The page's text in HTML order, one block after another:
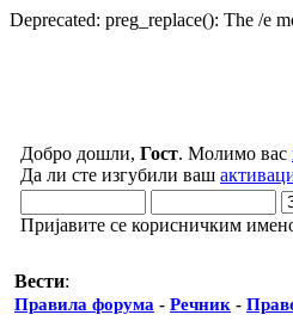
Deprecated: preg_replace(): The /e
Добро дошли, Гост. Молимо вас
Да ли сте изгубили ваш
Пријавите се корисничким
Вести:
Правила форума - Речник -